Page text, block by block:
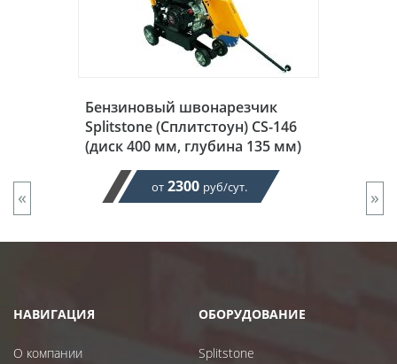
Бензиновый швонарезчик
Splitstone (Сплитстоун) CS-146
(диск 400 мм, глубина 135 мм)
от 2300 руб/сут.
« »
НАВИГАЦИЯ
О компании
ОБОРУДОВАНИЕ
Splitstone